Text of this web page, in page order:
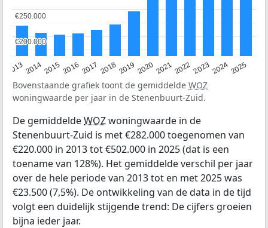
20132014201520162017 20182019 202020212022202320242025
€200.000
€200.000
€250.000
€250.000
Bovenstaande grafiek toont de gemiddelde WOZ
woningwaarde per jaar in de Stenenbuurt-Zuid.
De gemiddeldeWOZwoningwaarde in de
Stenenbuurt-Zuid is met €282.000 toegenomen van
€220.000 in 2013 tot €502.000 in 2025 (dat is een
toename van 128%). Het gemiddelde verschil per jaar
over de hele periode van 2013 tot en met 2025 was
€23.500 (7,5%). De ontwikkeling van de data in de tijd
volgt een duidelijk stijgende trend: De cijfers groeien
bijna ieder jaar.